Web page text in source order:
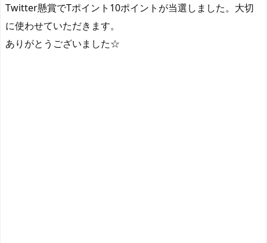
Twitter懸賞でTポイント10ポイントが当選しました。大切
に使わせていただきます。
ありがとうございました☆